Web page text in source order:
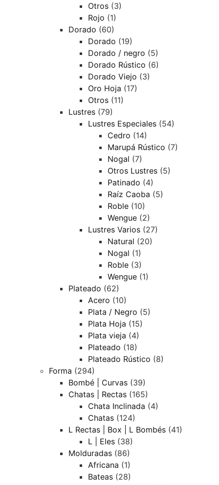
Otros (3)
Rojo (1)
Dorado (60)
Dorado (19)
Dorado / negro (5)
Dorado Rústico (6)
Dorado Viejo (3)
Oro Hoja (17)
Otros (11)
Lustres (79)
Lustres Especiales (54)
Cedro (14)
Marupá Rústico (7)
Nogal (7)
Otros Lustres (5)
Patinado (4)
Raíz Caoba (5)
Roble (10)
Wengue (2)
Lustres Varios (27)
Natural (20)
Nogal (1)
Roble (3)
Wengue (1)
Plateado (62)
Acero (10)
Plata / Negro (5)
Plata Hoja (15)
Plata vieja (4)
Plateado (18)
Plateado Rústico (8)
Forma (294)
Bombé | Curvas (39)
Chatas | Rectas (165)
Chata Inclinada (4)
Chatas (124)
L Rectas | Box | L Bombés (41)
L | Eles (38)
Molduradas (86)
Africana (1)
Bateas (28)